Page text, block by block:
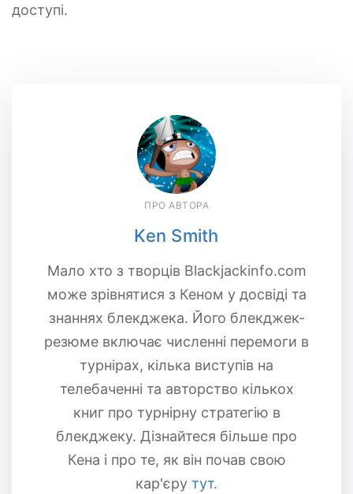
доступі.
ПРО АВТОРА
Ken Smith
Мало хто з творців Blackjackinfo.com
може зрівнятися з Кеном у досвіді та
знаннях блекджека. Його блекджек-
резюме включає численні перемоги в
турнірах, кілька виступів на
телебаченні та авторство кількох
книг про турнірну стратегію в
блекджеку. Дізнайтеся більше про
Кена і про те, як він почав свою
кар'єру тут.